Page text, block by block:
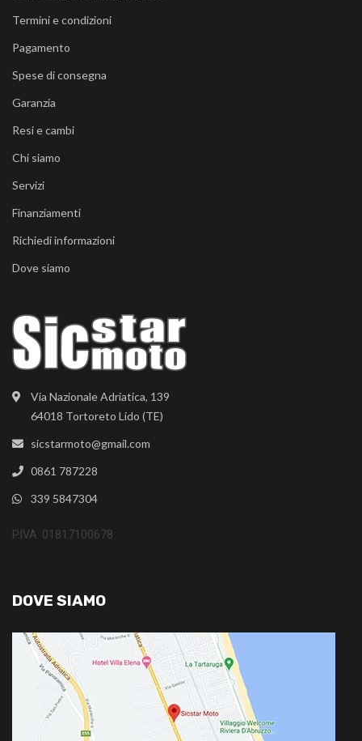
Via Nazionale Adriatica, 139
64018 Tortoreto Lido (TE)
sicstarmoto@gmail.com
0861 787228
339 5847304
P.IVA: 01817100678
Termini e condizioni
Pagamento
Spese di consegna
Garanzia
Resi e cambi
Chi siamo
Servizi
Finanziamenti
Richiedi informazioni
Dove siamo
DOVE SIAMO